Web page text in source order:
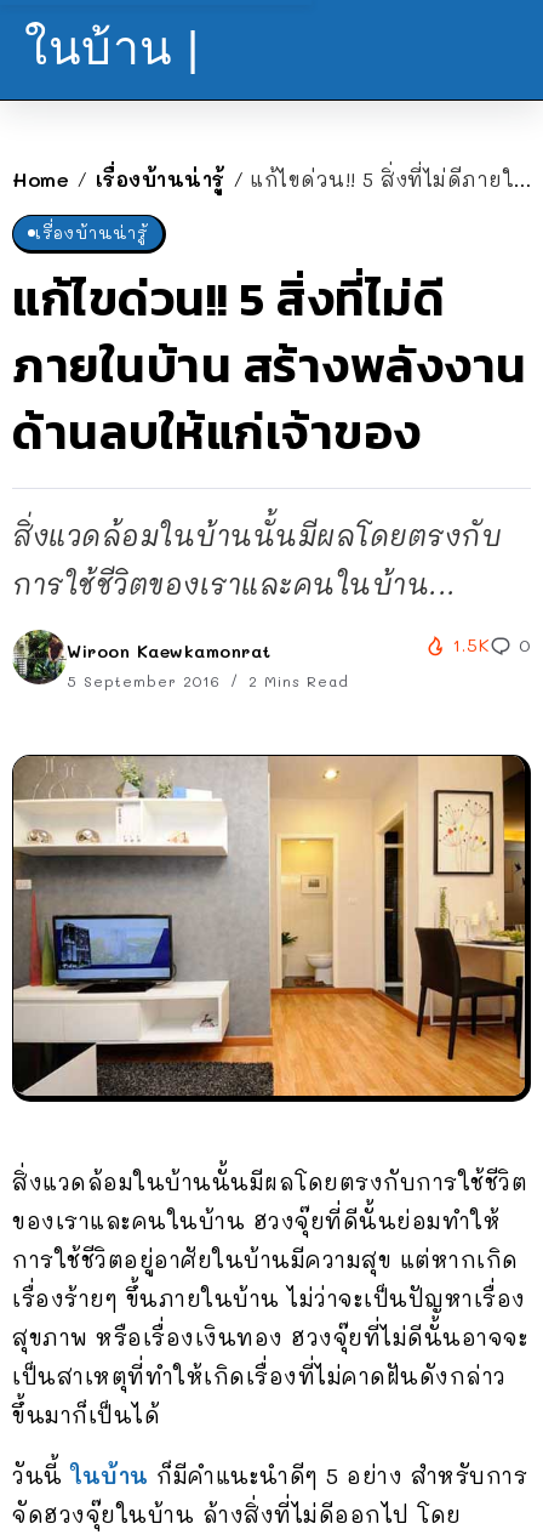
ในบ้าน |
Home / เรื่องบ้านน่ารู้ / แก้ไขด่วน!! 5 สิ่งที่ไม่ดีภายในบ้าน สร้างพลังงานด้านลบให้แก่เจ้าของ
เรื่องบ้านน่ารู้
แก้ไขด่วน!! 5 สิ่งที่ไม่ดี
ภายในบ้าน สร้างพลังงาน
ด้านลบให้แก่เจ้าของ
สิ่งแวดล้อมในบ้านนั้นมีผลโดยตรงกับ
การใช้ชีวิตของเราและคนในบ้าน...
Wiroon Kaewkamonrat
5 September 2016 2 Mins Read
1.5K 0
สิ่งแวดล้อมในบ้านนั้นมีผลโดยตรงกับการใช้ชีวิต
ของเราและคนในบ้าน ฮวงจุ๊ยที่ดีนั้นย่อมทำให้
การใช้ชีวิตอยู่อาศัยในบ้านมีความสุข แต่หากเกิด
เรื่องร้ายๆ ขึ้นภายในบ้าน ไม่ว่าจะเป็นปัญหาเรื่อง
สุขภาพ หรือเรื่องเงินทอง ฮวงจุ๊ยที่ไม่ดีนั้นอาจจะ
เป็นสาเหตุที่ทำให้เกิดเรื่องที่ไม่คาดฝันดังกล่าว
ขึ้นมาก็เป็นได้
วันนี้ในบ้าน ก็มีคำแนะนำดีๆ 5 อย่าง สำหรับการ
จัดฮวงจุ๊ยในบ้าน ล้างสิ่งที่ไม่ดีออกไป โดย